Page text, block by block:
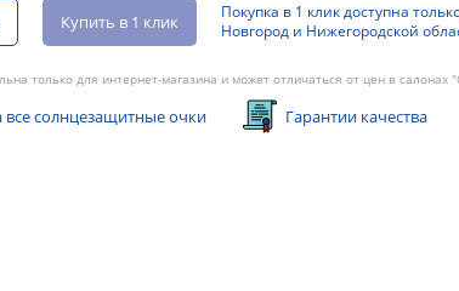
Купить в 1 клик
Покупка в 1 клик доступна
Новгород и Нижегородской
только для интернет-магазина и может отличаться от цен в салонах
все солнцезащитные очки Гарантии качества